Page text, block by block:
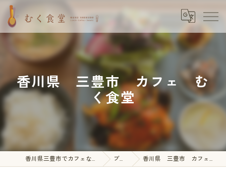
香川県 三豊市 カフェ む
く食堂
香川県三豊市でカフェならむく食堂 ブログ 香川県 三豊市 カフェ むく食堂